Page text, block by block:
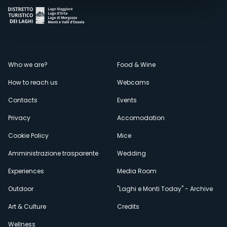
Menù
secondario
Who we are?
How to reach us
Contacts
Privacy
Cookie Policy
Amministrazione trasparente
Experiences
Outdoor
Art & Culture
Wellness
Food & Wine
Webcams
Events
Accomodation
Mice
Wedding
Media Room
"Laghi e Monti Today" - Archive
Credits